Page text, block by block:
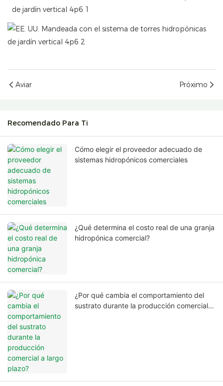
Aviar Próximo
Recomendado Para Ti
Cómo elegir el proveedor adecuado de
sistemas hidropónicos comerciales
¿Qué determina el costo real de una granja
hidropónica comercial?
¿Por qué cambia el comportamiento del
sustrato durante la producción comercial a